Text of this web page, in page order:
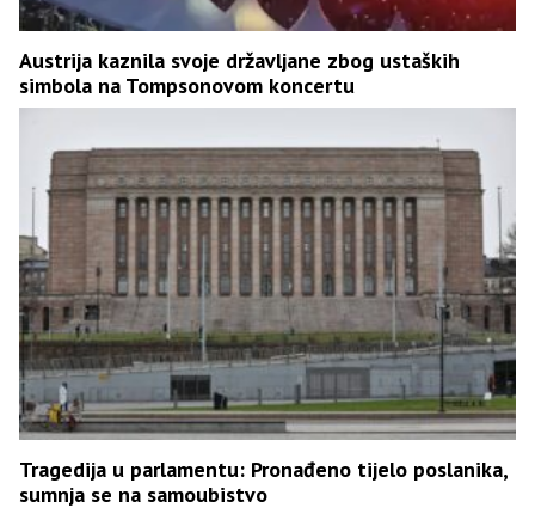
Austrija kaznila svoje državljane zbog ustaških
simbola na Tompsonovom koncertu
Tragedija u parlamentu: Pronađeno tijelo poslanika,
sumnja se na samoubistvo